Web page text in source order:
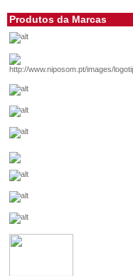
Produtos da Marcas